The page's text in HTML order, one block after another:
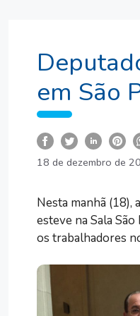
em São
18 de dezembro de
Nesta manhã (18),
esteve na Sala
os trabalhadores